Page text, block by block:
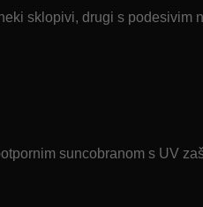
sklopivi, drugi s podesivim
suncobranom s UV